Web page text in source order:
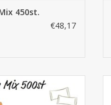
450st.
€48,17
Mix 500st.
AAN WINKELWAGEN